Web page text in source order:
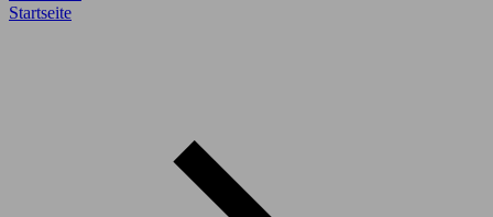
Startseite